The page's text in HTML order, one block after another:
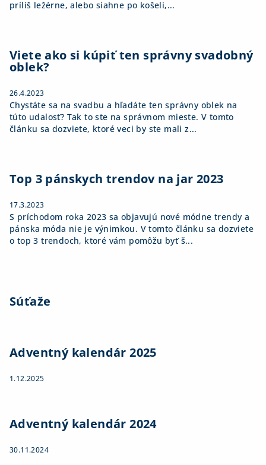
príliš ležérne, alebo siahne po košeli,...
Viete ako si kúpiť ten správny svadobný
oblek?
26.4.2023
Chystáte sa na svadbu a hľadáte ten správny oblek na
túto udalosť? Tak to ste na správnom mieste. V tomto
článku sa dozviete, ktoré veci by ste mali z...
Top 3 pánskych trendov na jar 2023
17.3.2023
S príchodom roka 2023 sa objavujú nové módne trendy a
pánska móda nie je výnimkou. V tomto článku sa dozviete
o top 3 trendoch, ktoré vám pomôžu byť š...
Súťaže
Adventný kalendár 2025
1.12.2025
Adventný kalendár 2024
30.11.2024